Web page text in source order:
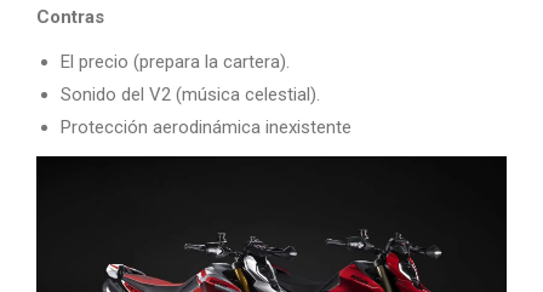
Contras
El precio (prepara la cartera).
Sonido del V2 (música celestial).
Protección aerodinámica inexistente